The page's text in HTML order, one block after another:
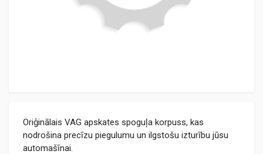
Oriģinālais VAG apskates spoguļa korpuss, kas
nodrošina precīzu piegulumu un ilgstošu izturību jūsu
automašīnai.